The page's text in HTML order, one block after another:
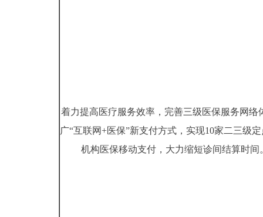
着力提高医疗服务效率，完善三级医保服务网络
广“互联网+医保”新支付方式，实现10家二三级
机构医保移动支付，大力缩短诊间结算时间